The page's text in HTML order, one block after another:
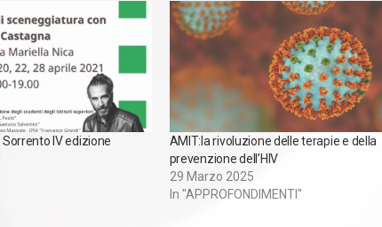
IV edizione
AMIT:la rivoluzione delle terapie e della
prevenzione dell’HIV
29 Marzo 2025
In "APPROFONDIMENTI"